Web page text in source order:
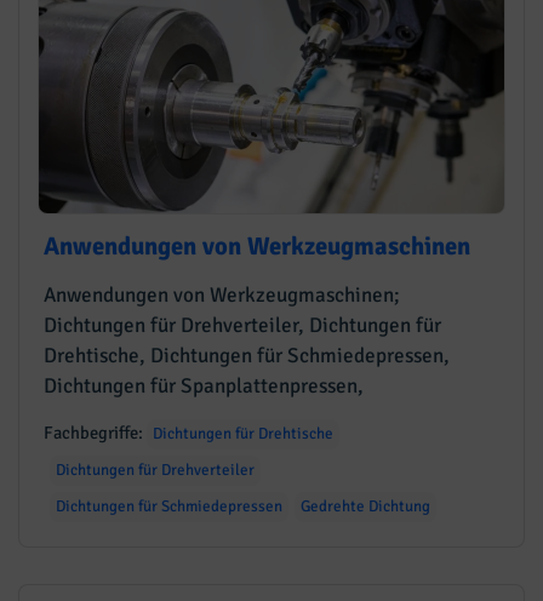
Anwendungen von Werkzeugmaschinen
Anwendungen von Werkzeugmaschinen;
Dichtungen für Drehverteiler, Dichtungen für
Drehtische, Dichtungen für Schmiedepressen,
Dichtungen für Spanplattenpressen,
Fachbegriffe:
Dichtungen für Drehtische
Dichtungen für Drehverteiler
Dichtungen für Schmiedepressen
Gedrehte Dichtung